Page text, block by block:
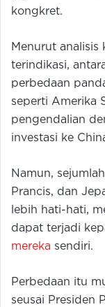
kongkret.
Menurut analisis
terindikasi,
perbedaan
seperti Amerika
pengendalian
investasi ke
Namun,
Prancis, dan
lebih hati-hati,
dapat terjadi
mereka sendiri.
Perbedaan itu
seusai Presiden